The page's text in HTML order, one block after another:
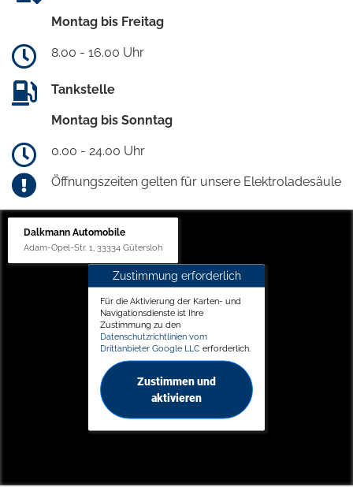
Montag bis Freitag
8.00 - 16.00 Uhr
Tankstelle
Montag bis Sonntag
0.00 - 24.00 Uhr
Öffnungszeiten gelten für unsere Elektroladesäule
Dalkmann Automobile
Adam-Opel-Str. 1, 33334 Gütersloh
Zustimmung erforderlich
Für die Aktivierung der Karten- und
Navigationsdienste ist Ihre
Zustimmung zu den
Datenschutzrichtlinien vom
Drittanbieter Google LLC erforderlich.
Zustimmen und
aktivieren